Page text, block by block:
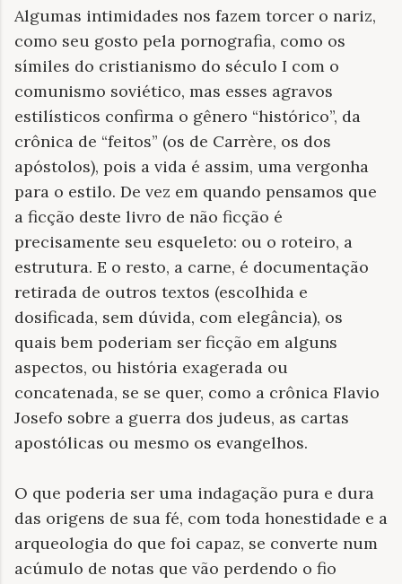
Algumas intimidades nos fazem torcer o nariz,
como seu gosto pela pornografia, como os
símiles do cristianismo do século I com o
comunismo soviético, mas esses agravos
estilísticos confirma o gênero “histórico”, da
crônica de “feitos” (os de Carrère, os dos
apóstolos), pois a vida é assim, uma vergonha
para o estilo. De vez em quando pensamos que
a ficção deste livro de não ficção é
precisamente seu esqueleto: ou o roteiro, a
estrutura. E o resto, a carne, é documentação
retirada de outros textos (escolhida e
dosificada, sem dúvida, com elegância), os
quais bem poderiam ser ficção em alguns
aspectos, ou história exagerada ou
concatenada, se se quer, como a crônica Flavio
Josefo sobre a guerra dos judeus, as cartas
apostólicas ou mesmo os evangelhos.
O que poderia ser uma indagação pura e dura
das origens de sua fé, com toda honestidade e a
arqueologia do que foi capaz, se converte num
acúmulo de notas que vão perdendo o fio